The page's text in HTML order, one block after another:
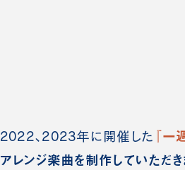
2022、2023年に開催した 『一
アレンジ楽曲を制作していただき